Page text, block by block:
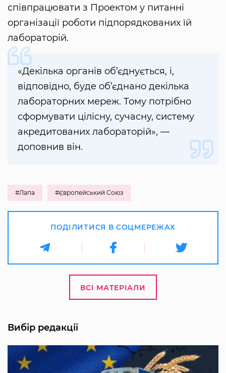
співпрацювати з Проектом у питанні
організації роботи підпорядкованих їй
лабораторій.
«Декілька органів об’єднується, і,
відповідно, буде об’єднано декілька
лабораторних мереж. Тому потрібно
сформувати цілісну, сучасну, систему
акредитованих лабораторій», —
доповнив він.
#Лапа #Європейський Союз
ПОДІЛИТИСЯ В СОЦМЕРЕЖАХ
ВСІ МАТЕРІАЛИ
Вибір редакції